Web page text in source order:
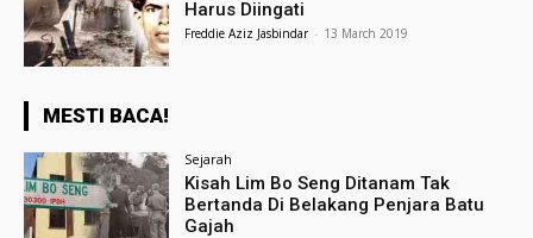
Harus Diingati
Freddie Aziz Jasbindar - 13 March 2019
MESTI BACA!
Sejarah
Kisah Lim Bo Seng Ditanam Tak
Bertanda Di Belakang Penjara Batu
Gajah